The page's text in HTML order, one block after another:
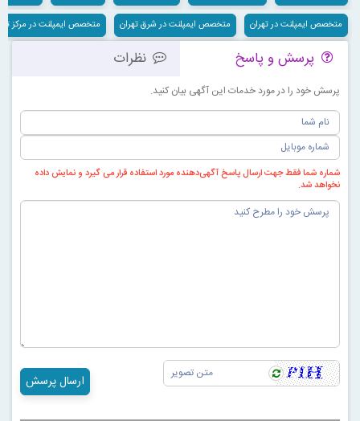
متخصص ایمپلنت در تهران متخصص ایمپلنت در شرق تهران متخصص ایمپلنت در مرکز
پرسش و پاسخ نظرات
پرسش خود را در مورد خدمات این آگهی بیان کنید.
شماره شما فقط جهت ارسال پاسخ آگهی‌دهنده مورد استفاده قرار می گیرد و نمایش داده
نخواهد شد.
ارسال پرسش